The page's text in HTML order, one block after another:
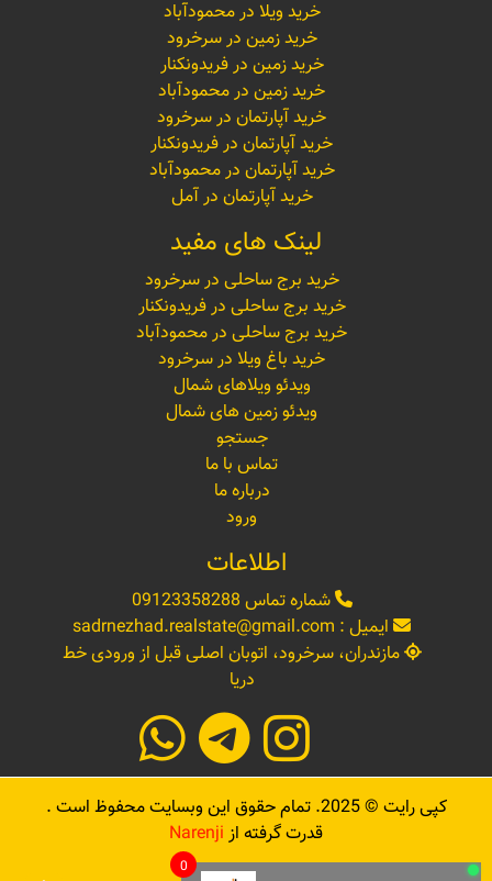
خرید ویلا در محمودآباد
خرید زمین در سرخرود
خرید زمین در فریدونکنار
خرید زمین در محمودآباد
خرید آپارتمان در سرخرود
خرید آپارتمان در فریدونکنار
خرید آپارتمان در محمودآباد
خرید آپارتمان در آمل
لینک های مفید
خرید برج ساحلی در سرخرود
خرید برج ساحلی در فریدونکنار
خرید برج ساحلی در محمودآباد
خرید باغ ویلا در سرخرود
ویدئو ویلاهای شمال
ویدئو زمین های شمال
جستجو
تماس با ما
درباره ما
ورود
اطلاعات
شماره تماس 09123358288
ایمیل : sadrnezhad.realstate@gmail.com
مازندران، سرخرود، اتوبان اصلی قبل از ورودی خط
دریا
کپی رایت ©2025. تمام حقوق این وبسایت محفوظ است .
قدرت گرفته از Narenji
0